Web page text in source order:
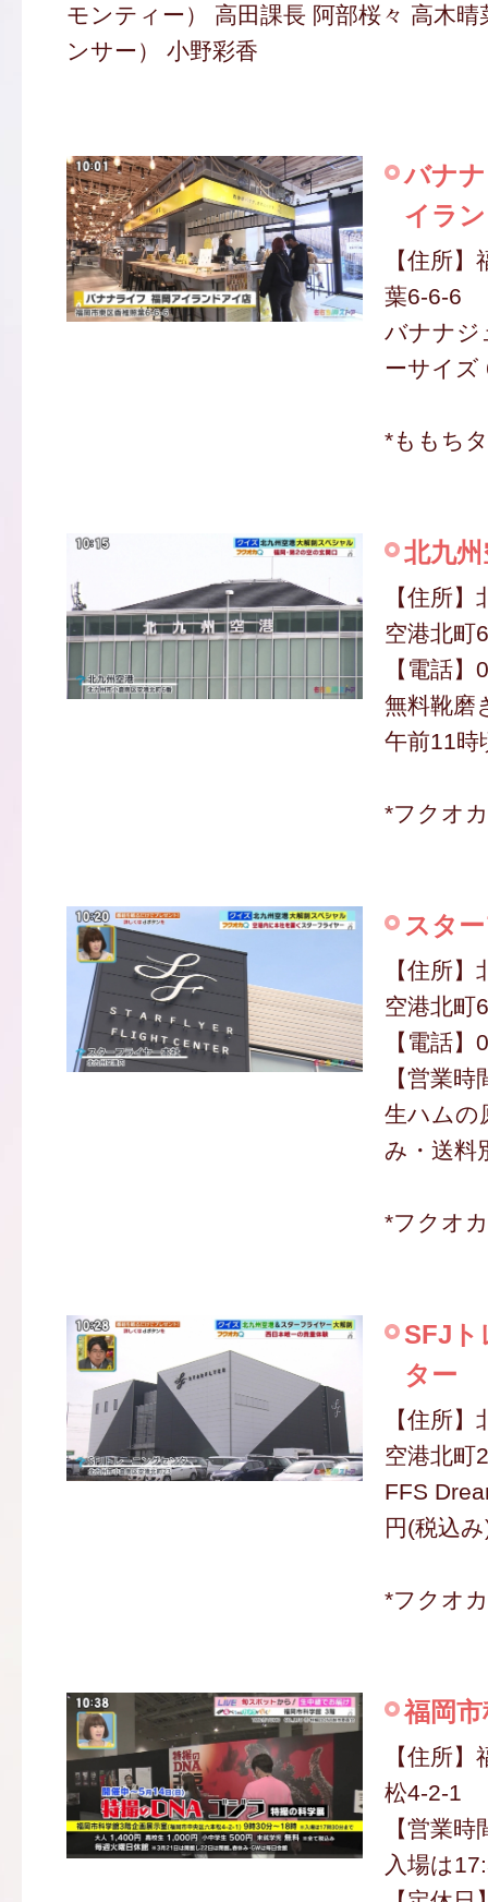
モンティー） 高田課長 阿部桜々 高木
ンサー） 小野彩香
バナ
イラ
【住所
葉6-6-6
バナナジ
ーサイズ
*ももち
北九
【住所
空港北町6
【電話
無料靴磨
午前11時
*フクオ
スタ
【住所
空港北町
【電話
【営業
生ハムの
み・送料
*フクオ
SFJト
ター
【住所
空港北町
FFS
円(税込
*フクオ
福岡
【住所
松4-2-1
【営業
入場は